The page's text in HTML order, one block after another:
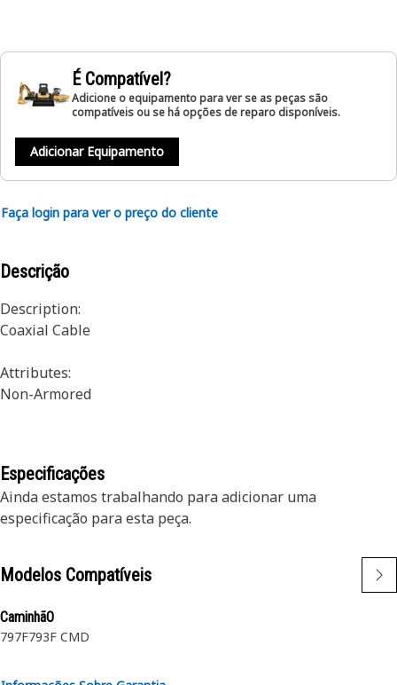
É Compatível?
Adicione o equipamento para ver se as peças são
compatíveis ou se há opções de reparo disponíveis.
Adicionar Equipamento
Faça login para ver o preço do cliente
Descrição
Description:
Coaxial Cable
Attributes:
Non-Armored
All work environments
Especificações
Ainda estamos trabalhando para adicionar uma
especificação para esta peça.
Modelos Compatíveis
CaminhãO
797F793F CMD